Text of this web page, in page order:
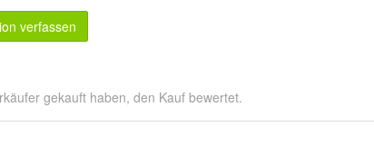
verfassen
gekauft haben, den Kauf bewertet.